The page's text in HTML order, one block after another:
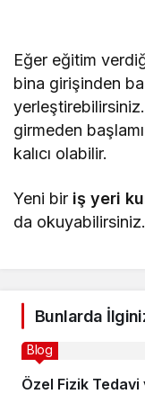
Eğer eğitim
bina girişinden
girmeden
kalıcı olabilir.
Yeni bir iş yeri
da okuyabilirsiniz.
Bunlarda
Özel Fizik Tedavi
Blog